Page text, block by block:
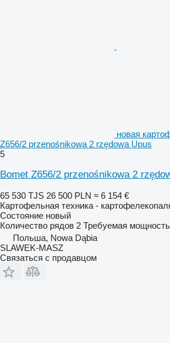
новая
Z656/2 przenośnikowa 2 rzędowa Upus
5
Bomet Z656/2 przenośnikowa 2
65 530 TJS 26 500 PLN ≈ 6 154 €
Картофельная техника -
Состояние новый
Количество рядов 2 Требуемая мощность
Польша, Nowa Dąbia
SLAWEK-MASZ
Связаться с продавцом